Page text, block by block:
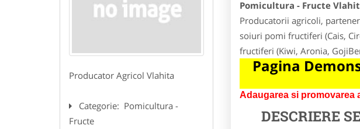
Producator Agricol Vlahita
Categorie: Pomicultura -
Fructe
Pomicultura - Fructe
Producatorii agricoli,
soiuri pomi fructiferi (Cais,
fructiferi (Kiwi, Aronia,
Pagina
Adaugarea si promovarea
DESCRIERE